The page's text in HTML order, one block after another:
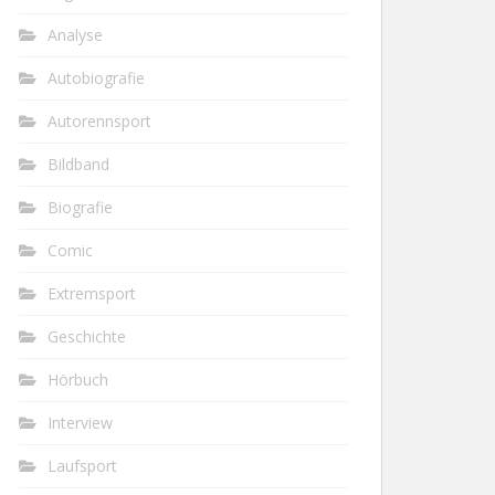
Analyse
Autobiografie
Autorennsport
Bildband
Biografie
Comic
Extremsport
Geschichte
Hörbuch
Interview
Laufsport